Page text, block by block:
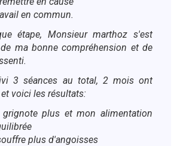
en commun.
étape, Monsieur marthoz s'est
ma bonne compréhension et de
3 séances au total, 2 mois ont
voici les résultats:
plus et mon alimentation
plus d'angoisses